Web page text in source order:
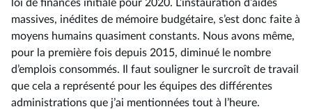
loi de finances initiale pour 2020. L’instauration d’aides
massives, inédites de mémoire budgétaire, s’est donc faite à
moyens humains quasiment constants. Nous avons même,
pour la première fois depuis 2015, diminué le nombre
d’emplois consommés. Il faut souligner le surcroît de travail
que cela a représenté pour les équipes des différentes
administrations que j’ai mentionnées tout à l’heure.